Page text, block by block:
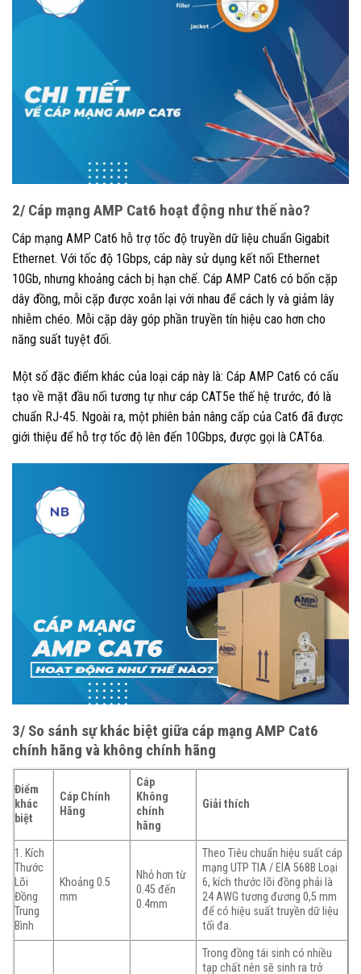
2/ Cáp mạng AMP Cat6 hoạt động như thế nào?
Cáp mạng AMP Cat6 hỗ trợ tốc độ truyền dữ liệu chuẩn Gigabit
Ethernet. Với tốc độ 1Gbps, cáp này sử dụng kết nối Ethernet
10Gb, nhưng khoảng cách bị hạn chế. Cáp AMP Cat6 có bốn cặp
dây đồng, mỗi cặp được xoắn lại với nhau để cách ly và giảm lây
nhiễm chéo. Mỗi cặp dây góp phần truyền tín hiệu cao hơn cho
năng suất tuyệt đối.
Một số đặc điểm khác của loại cáp này là: Cáp AMP Cat6 có cấu
tạo về mặt đầu nối tương tự như cáp CAT5e thế hệ trước, đó là
chuẩn RJ-45. Ngoài ra, một phiên bản nâng cấp của Cat6 đã được
giới thiệu để hỗ trợ tốc độ lên đến 10Gbps, được gọi là CAT6a.
3/ So sánh sự khác biệt giữa cáp mạng AMP Cat6
chính hãng và không chính hãng
Điểm
khác
biệt
Cáp Chính
Hãng
Cáp
Không
chính
hãng
Giải thích
1. Kích
Thước
Lõi
Đồng
Trung
Bình
Khoảng 0.5
mm
Nhỏ hơn từ
0.45 đến
0.4mm
Theo Tiêu chuẩn hiệu suất cáp
mạng UTP TIA / EIA 568B Loại
6, kích thước lõi đồng phải là
24 AWG tương đương 0,5 mm
để có hiệu suất truyền dữ liệu
tối đa.
Trong đồng tái sinh có nhiều
tạp chất nên sẽ sinh ra trở